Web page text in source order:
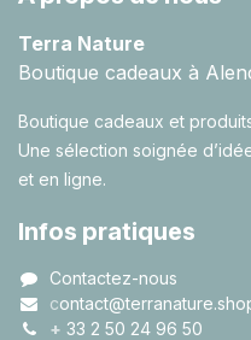
Terra Nature
Boutique cadeaux à
Boutique cadeaux et
Une sélection soignée
et en ligne.
Infos pratiques
Contactez-nous
c
+ 33 2 50 24 96 50